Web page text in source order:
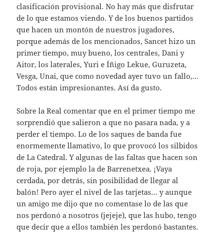
clasificación provisional. No hay más que disfrutar
de lo que estamos viendo. Y de los buenos partidos
que hacen un montón de nuestros jugadores,
porque además de los mencionados, Sancet hizo un
primer tiempo, muy bueno, los centrales, Dani y
Aitor, los laterales, Yuri e Íñigo Lekue, Guruzeta,
Vesga, Unai, que como novedad ayer tuvo un fallo,…
Todos están impresionantes. Así da gusto.
Sobre la Real comentar que en el primer tiempo me
sorprendió que salieron a que no pasara nada, y a
perder el tiempo. Lo de los saques de banda fue
enormemente llamativo, lo que provocó los silbidos
de La Catedral. Y algunas de las faltas que hacen son
de roja, por ejemplo la de Barrenetxea. ¡Vaya
cerdada, por detrás, sin posibilidad de llegar al
balón! Pero ayer el nivel de las tarjetas… y aunque
un amigo me dijo que no comentase lo de las que
nos perdonó a nosotros (jejeje), que las hubo, tengo
que decir que a ellos también les perdonó bastantes.